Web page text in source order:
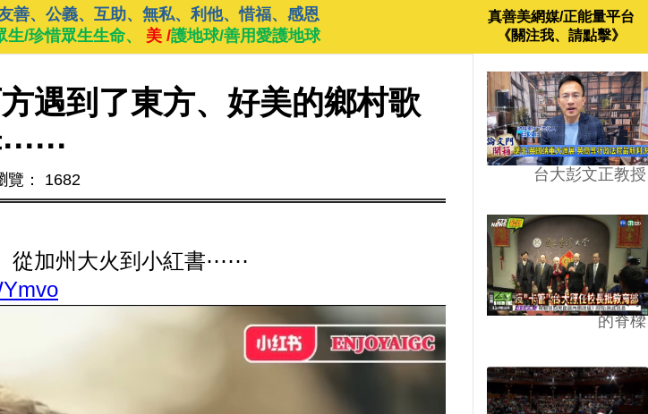
善、公義、互助、無私、利他、惜福、感恩
生/珍惜眾生生命、 美 /護地球/善用愛護地球
真善美網媒/正能量平台
《關注我、請點擊》
遇到了東方、好美的鄉村歌
⋯⋯
覽： 1682
從加州大火到小紅書⋯⋯
台大彭文正教授
台學版的54/64》大學
的脊樑